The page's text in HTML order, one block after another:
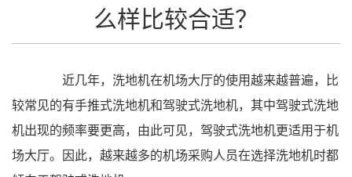
么样比较合适？
近几年，洗地机在机场大厅的使用越来越普遍，比
较常见的有手推式洗地机和驾驶式洗地机，其中驾驶式洗地
机出现的频率要更高，由此可见，驾驶式洗地机更适用于机
场大厅。因此，越来越多的机场采购人员在选择洗地机时都